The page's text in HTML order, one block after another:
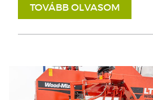
TOVÁBB OLVASOM